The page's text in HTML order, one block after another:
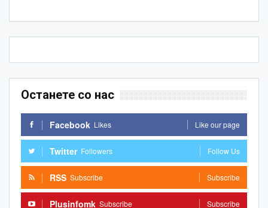
Останете со нас
Facebook Likes Like our page
Twitter Followers Follow Us
RSS Subscribe Subscribe
Plusinfomk Subscribe Subscribe